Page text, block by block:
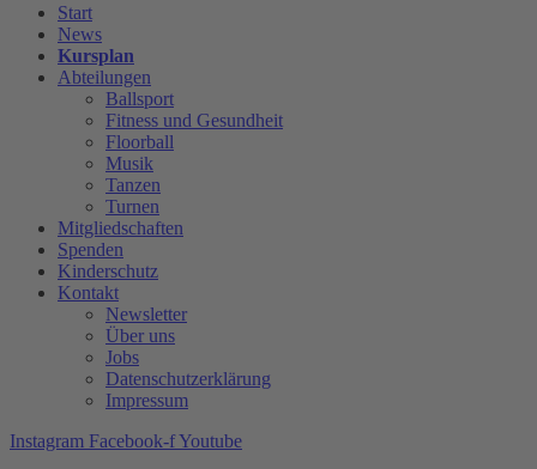
Start
News
Kursplan
Abteilungen
Ballsport
Fitness und Gesundheit
Floorball
Musik
Tanzen
Turnen
Mitgliedschaften
Spenden
Kinderschutz
Kontakt
Newsletter
Über uns
Jobs
Datenschutzerklärung
Impressum
Instagram Facebook-fYoutube